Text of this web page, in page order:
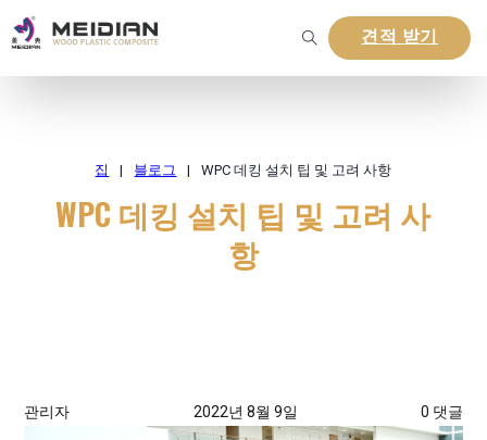
견적 받기
집 | 블로그 | WPC 데킹 설치 팁 및 고려 사항
WPC 데킹 설치 팁 및 고려 사
항
관리자 2022년 8월 9일 0 댓글